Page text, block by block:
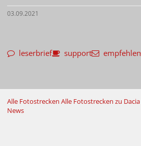
03.09.2021
leserbrief support empfehlen
Alle Fotostrecken Alle Fotostrecken zu Dacia
News